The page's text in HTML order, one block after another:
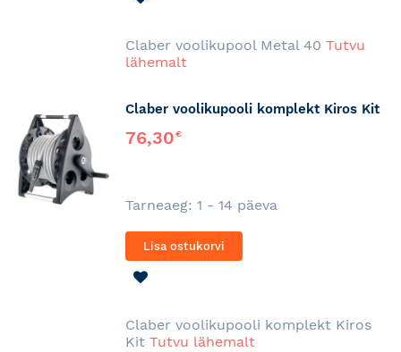
Claber voolikupool Metal 40 Tutvu
lähemalt
Claber voolikupooli komplekt Kiros Kit
76,30€
Tarneaeg: 1 - 14 päeva
Lisa ostukorvi
Claber voolikupooli komplekt Kiros
Kit Tutvu lähemalt